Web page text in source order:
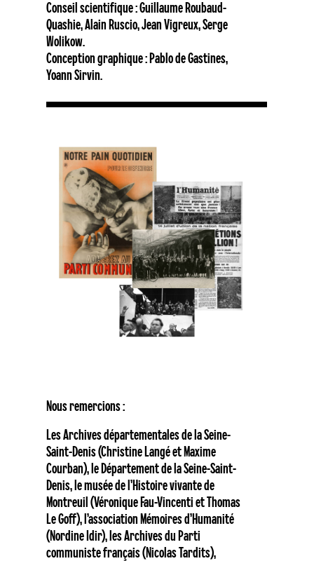
Conseil scientifique : Guillaume Roubaud-
Quashie, Alain Ruscio, Jean Vigreux, Serge
Wolikow.
Conception graphique : Pablo de Gastines,
Yoann Sirvin.
Nous remercions :
Les Archives départementales de la Seine-
Saint-Denis (Christine Langé et Maxime
Courban), le Département de la Seine-Saint-
Denis, le musée de l’Histoire vivante de
Montreuil (Véronique Fau-Vincenti et Thomas
Le Goff), l’association Mémoires d’Humanité
(Nordine Idir), les Archives du Parti
communiste français (Nicolas Tardits),